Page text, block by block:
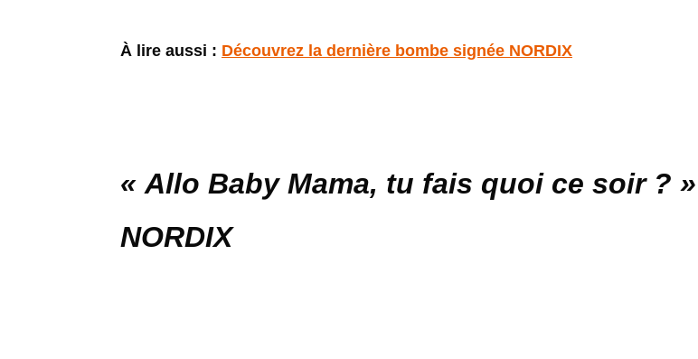
À lire aussi : Découvrez la dernière bombe signée NORDIX
« Allo Baby Mama, tu fais quoi ce soir ? »
NORDIX